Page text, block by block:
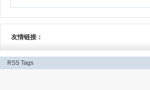
友情链接：
RSS Tags